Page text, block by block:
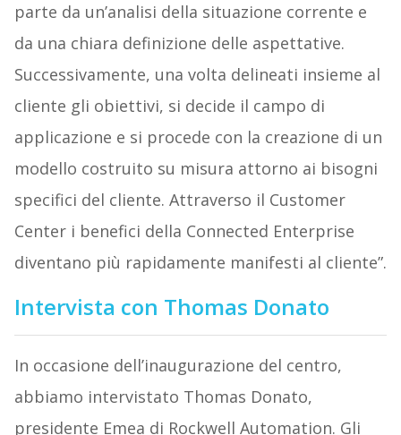
parte da un’analisi della situazione corrente e
da una chiara definizione delle aspettative.
Successivamente, una volta delineati insieme al
cliente gli obiettivi, si decide il campo di
applicazione e si procede con la creazione di un
modello costruito su misura attorno ai bisogni
specifici del cliente. Attraverso il Customer
Center i benefici della Connected Enterprise
diventano più rapidamente manifesti al cliente”.
Intervista con Thomas Donato
In occasione dell’inaugurazione del centro,
abbiamo intervistato Thomas Donato,
presidente Emea di Rockwell Automation. Gli